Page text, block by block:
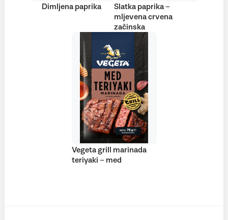
Dimljena paprika
Slatka paprika –
mljevena crvena
začinska
Vegeta grill marinada
teriyaki – med